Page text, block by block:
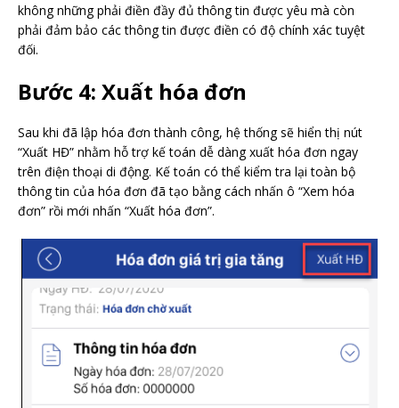
không những phải điền đầy đủ thông tin được yêu mà còn
phải đảm bảo các thông tin được điền có độ chính xác tuyệt
đối.
Bước 4: Xuất hóa đơn
Sau khi đã lập hóa đơn thành công, hệ thống sẽ hiển thị nút
“Xuất HĐ” nhằm hỗ trợ kế toán dễ dàng xuất hóa đơn ngay
trên điện thoại di động. Kế toán có thể kiểm tra lại toàn bộ
thông tin của hóa đơn đã tạo bằng cách nhấn ô “Xem hóa
đơn” rồi mới nhấn “Xuất hóa đơn”.